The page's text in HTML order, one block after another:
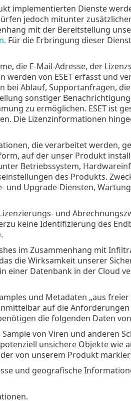
implementierten Dienste
jedoch mitunter
mit der Bereitstellung
. Für die Erbringung dieser
die E-Mail-Adresse, der
von ESET erfasst und
bei Ablauf, Supportanfragen,
sonstiger
zu ermöglichen. ESET ist
Die Lizenzinformationen
die verarbeitet werden,
auf der unser Produkt
Betriebssystem,
des Produkts.
Upgrade-Diensten,
und
keine Identifizierung des
im Zusammenhang mit
die Wirksamkeit unserer
einer Datenbank in der Cloud
und Metadaten „aus freier
auf die
die folgenden Daten
von Viren und anderen
unsichere Objekte wie
von unserem Produkt
und geografische